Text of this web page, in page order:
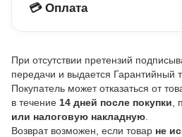
💳 Оплата
При отсутствии претензий
передачи и выдается Гарантийный
Покупатель может отказаться от
в течение 14 дней после покупки ,
или налоговую накладную
Возврат возможен, если товар не